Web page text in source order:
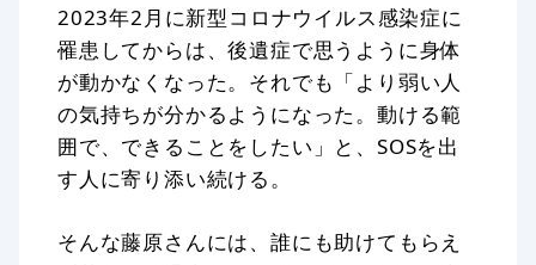
2023年2月に新型コロナウイルス感染症に
罹患してからは、後遺症で思うように身体
が動かなくなった。それでも「より弱い人
の気持ちが分かるようになった。動ける範
囲で、できることをしたい」と、SOSを出
す人に寄り添い続ける。
そんな藤原さんには、誰にも助けてもらえ